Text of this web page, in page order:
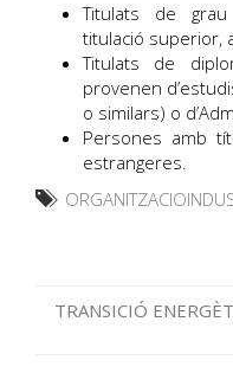
Titulats de
titulació superior,
Titulats de
provenen
o similars) o
Persones amb
estrangeres.
TRANSICIÓ